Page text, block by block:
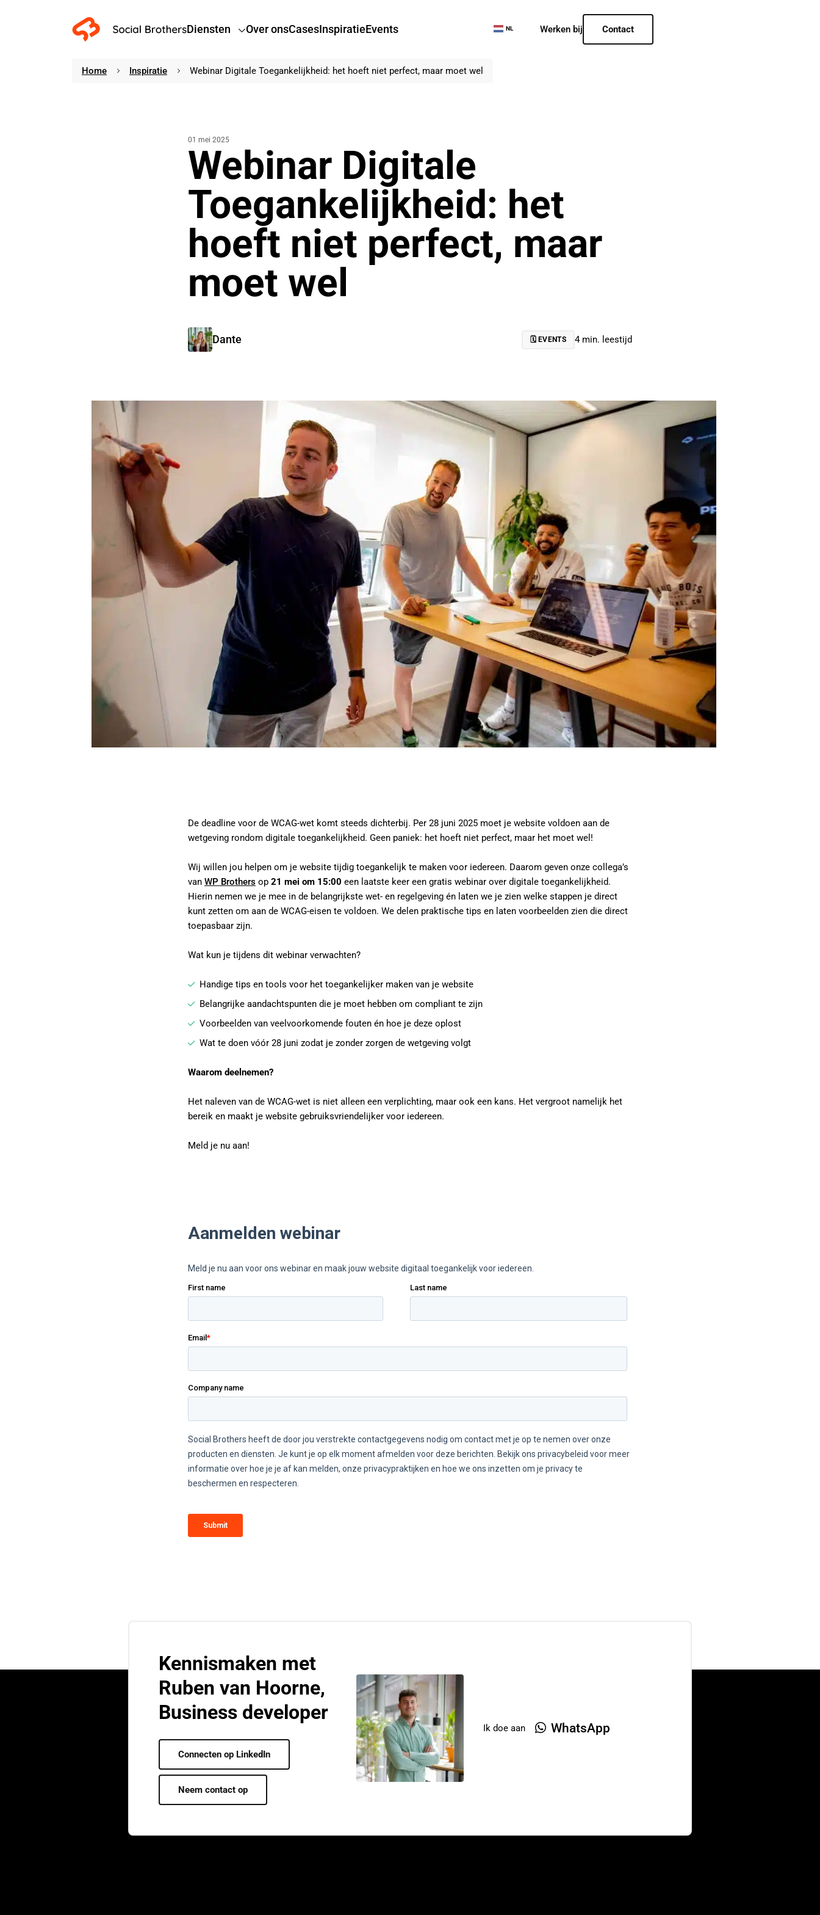
Diensten Over onsCasesInspiratieEvents NL Werken bij Contact
Home Inspiratie Webinar Digitale Toegankelijkheid: het hoeft niet perfect, maar moet wel
01 mei 2025
Webinar Digitale
Toegankelijkheid: het
hoeft niet perfect, maar
moet wel
Dante 🗓️ EVENTS 4 min. leestijd
De deadline voor de WCAG-wet komt steeds dichterbij. Per 28 juni 2025 moet je website voldoen aan de
wetgeving rondom digitale toegankelijkheid. Geen paniek: het hoeft niet perfect, maar het moet wel!
Wij willen jou helpen om je website tijdig toegankelijk te maken voor iedereen. Daarom geven onze collega’s
van WP Brothers op 21 mei om 15:00 een laatste keer een gratis webinar over digitale toegankelijkheid.
Hierin nemen we je mee in de belangrijkste wet- en regelgeving én laten we je zien welke stappen je direct
kunt zetten om aan de WCAG-eisen te voldoen. We delen praktische tips en laten voorbeelden zien die direct
toepasbaar zijn.
Wat kun je tijdens dit webinar verwachten?
Handige tips en tools voor het toegankelijker maken van je website
Belangrijke aandachtspunten die je moet hebben om compliant te zijn
Voorbeelden van veelvoorkomende fouten én hoe je deze oplost
Wat te doen vóór 28 juni zodat je zonder zorgen de wetgeving volgt
Waarom deelnemen?
Het naleven van de WCAG-wet is niet alleen een verplichting, maar ook een kans. Het vergroot namelijk het
bereik en maakt je website gebruiksvriendelijker voor iedereen.
Meld je nu aan!
Kennismaken met
Ruben van Hoorne,
Business developer
Connecten op LinkedIn
Neem contact op
Ik doe aan WhatsApp